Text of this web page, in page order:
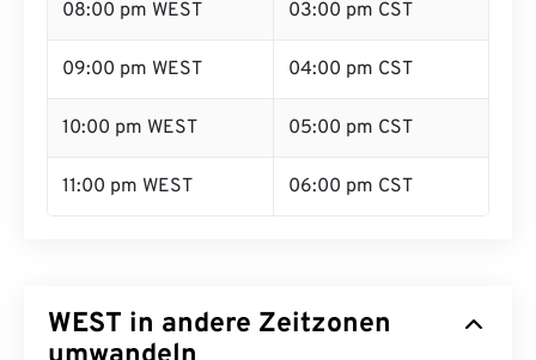
08:00 pm WEST 03:00 pm CST
09:00 pm WEST 04:00 pm CST
10:00 pm WEST 05:00 pm CST
11:00 pm WEST 06:00 pm CST
WEST in andere Zeitzonen